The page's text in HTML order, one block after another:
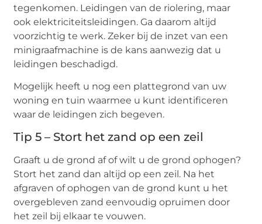
tegenkomen. Leidingen van de riolering, maar
ook elektriciteitsleidingen. Ga daarom altijd
voorzichtig te werk. Zeker bij de inzet van een
minigraafmachine is de kans aanwezig dat u
leidingen beschadigd.
Mogelijk heeft u nog een plattegrond van uw
woning en tuin waarmee u kunt identificeren
waar de leidingen zich begeven.
Tip 5 – Stort het zand op een zeil
Graaft u de grond af of wilt u de grond ophogen?
Stort het zand dan altijd op een zeil. Na het
afgraven of ophogen van de grond kunt u het
overgebleven zand eenvoudig opruimen door
het zeil bij elkaar te vouwen.